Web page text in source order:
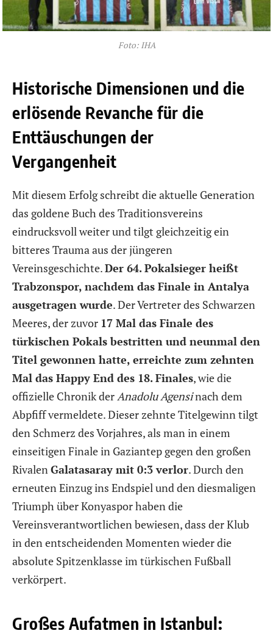
Foto: IHA
Historische Dimensionen und die
erlösende Revanche für die
Enttäuschungen der
Vergangenheit
Mit diesem Erfolg schreibt die aktuelle Generation
das goldene Buch des Traditionsvereins
eindrucksvoll weiter und tilgt gleichzeitig ein
bitteres Trauma aus der jüngeren
Vereinsgeschichte.Der 64. Pokalsieger heißt
Trabzonspor, nachdem das Finale in Antalya
ausgetragen wurde. Der Vertreter des Schwarzen
Meeres, der zuvor 17 Mal das Finale des
türkischen Pokals bestritten und neunmal den
Titel gewonnen hatte, erreichte zum zehnten
Mal das Happy End des 18. Finales, wie die
offizielle Chronik derAnadolu Agensinach dem
Abpfiff vermeldete. Dieser zehnte Titelgewinn tilgt
den Schmerz des Vorjahres, als man in einem
einseitigen Finale in Gaziantep gegen den großen
RivalenGalatasaray mit 0:3 verlor. Durch den
erneuten Einzug ins Endspiel und den diesmaligen
Triumph über Konyaspor haben die
Vereinsverantwortlichen bewiesen, dass der Klub
in den entscheidenden Momenten wieder die
absolute Spitzenklasse im türkischen Fußball
verkörpert.
Großes Aufatmen in Istanbul: